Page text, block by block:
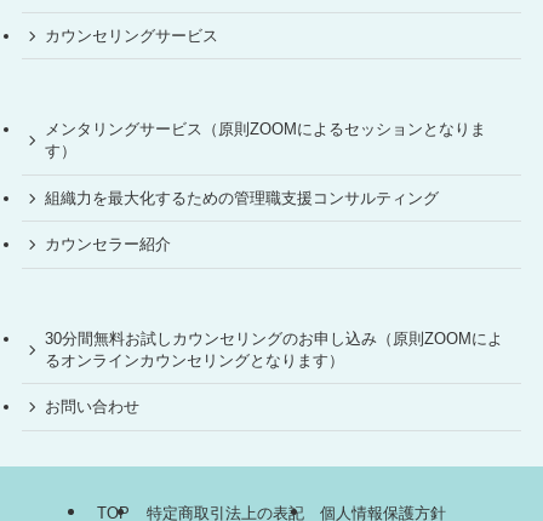
カウンセリングサービス
メンタリングサービス（原則ZOOMによるセッションとなりま
す）
組織力を最大化するための管理職支援コンサルティング
カウンセラー紹介
30分間無料お試しカウンセリングのお申し込み（原則ZOOMによ
るオンラインカウンセリングとなります）
お問い合わせ
TOP 特定商取引法上の表記 個人情報保護方針